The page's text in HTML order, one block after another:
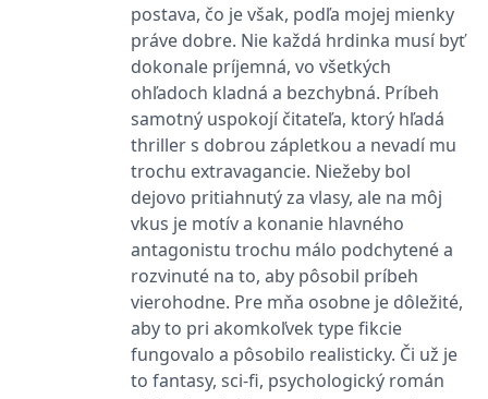
postava, čo je však, podľa mojej mienky
práve dobre. Nie každá hrdinka musí byť
dokonale príjemná, vo všetkých
ohľadoch kladná a bezchybná. Príbeh
samotný uspokojí čitateľa, ktorý hľadá
thriller s dobrou zápletkou a nevadí mu
trochu extravagancie. Niežeby bol
dejovo pritiahnutý za vlasy, ale na môj
vkus je motív a konanie hlavného
antagonistu trochu málo podchytené a
rozvinuté na to, aby pôsobil príbeh
vierohodne. Pre mňa osobne je dôležité,
aby to pri akomkoľvek type fikcie
fungovalo a pôsobilo realisticky. Či už je
to fantasy, sci-fi, psychologický román
Meta Platform
Inc.
.grada.cz
poskytování řady
reklamních produktů,
jako je nabízení cen v
reálném čase od
inzerentů třetích stran.
Microsoft
Corporation
.c.bing.com
1 rok
Toto je cookie první
strany společnosti
Microsoft MSN, které
zajišťuje správné
fungování této webové
stránky.
Microsoft
Corporation
.c.clarity.ms
10 minut
Tento soubor cookie
provádí informace o
tom, jak koncový
uživatel používá web, a
jakoukoli reklamu,
kterou koncový uživatel
mohl vidět před
návštěvou uvedeného
webu.
Google LLC
.grada.cz
Zavřením
prohlížeče
Parametry UTM
používané pro reklamu /